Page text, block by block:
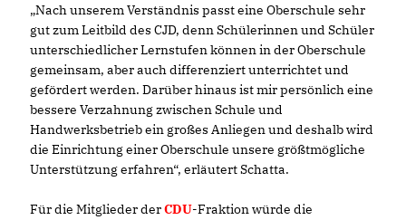
Nach unserem Verständnis passt eine Oberschule sehr
gut zum Leitbild des CJD, denn Schülerinnen und Schüler
unterschiedlicher Lernstufen können in der Oberschule
gemeinsam, aber auch differenziert unterrichtet und
gefördert werden. Darüber hinaus ist mir persönlich eine
bessere Verzahnung zwischen Schule und
Handwerksbetrieb ein großes Anliegen und deshalb wird
die Einrichtung einer Oberschule unsere größtmögliche
Unterstützung erfahren“, erläutert Schatta.
Für die Mitglieder derCDU-Fraktion würde die